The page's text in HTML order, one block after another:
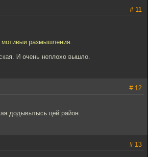
# 11
мотивыи размышления.
И очень неплохо вышло.
# 12
додывытысь цей район.
# 13